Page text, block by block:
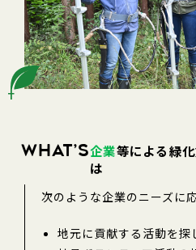
東京にこそ緑が必要
交付金事業・普及啓発事業
ボランティア団体等への
業）
報告事項
緑の募金実績『Tokyo
What’S企業等による緑
は
次のような企業のニーズに
地元に貢献する活動を探